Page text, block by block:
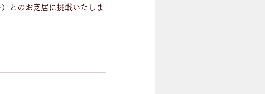
とのお芝居に挑戦いたしま